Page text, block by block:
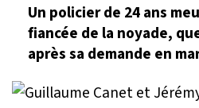
Un policier de 24 ans
fiancée de la noyade,
après sa demande en